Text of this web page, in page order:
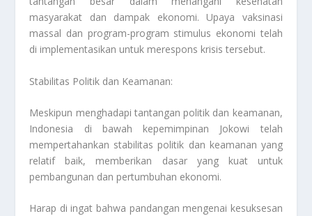
masyarakat dan dampak ekonomi. Upaya vaksinasi
massal dan program-program stimulus ekonomi telah
di implementasikan untuk merespons krisis tersebut.
Stabilitas Politik dan Keamanan:
Meskipun menghadapi tantangan politik dan keamanan,
Indonesia di bawah kepemimpinan Jokowi telah
mempertahankan stabilitas politik dan keamanan yang
relatif baik, memberikan dasar yang kuat untuk
pembangunan dan pertumbuhan ekonomi.
Harap di ingat bahwa pandangan mengenai kesuksesan